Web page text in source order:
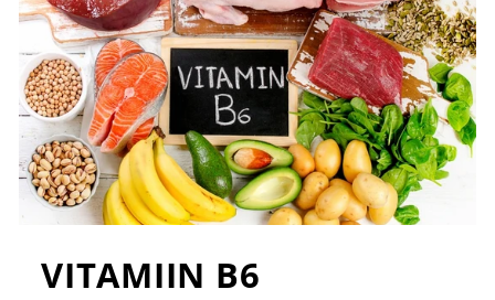
VITAMIIN B6